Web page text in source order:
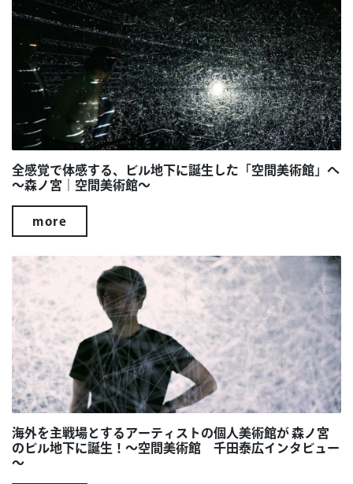
全感覚で体感する、ビル地下に誕生した「空間美術館」へ
～森ノ宮｜空間美術館～
more
海外を主戦場とするアーティストの個人美術館が 森ノ宮
のビル地下に誕生！～空間美術館 千田泰広インタビュー
～